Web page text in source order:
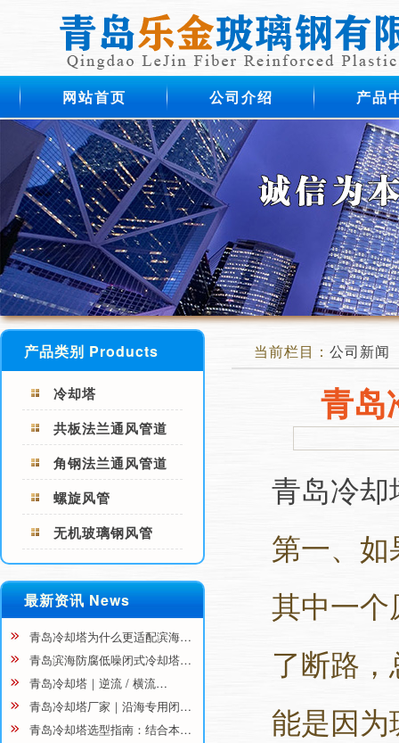
网站首页 公司介绍 产品
产品类别 Products
冷却塔
共板法兰通风管道
角钢法兰通风管道
螺旋风管
无机玻璃钢风管
最新资讯 News
青岛冷却塔为什么更适配滨海…
青岛滨海防腐低噪闭式冷却塔…
青岛冷却塔｜逆流 / 横流…
青岛冷却塔厂家｜沿海专用闭…
青岛冷却塔选型指南：结合本…
当前栏目： 公司新闻
青岛
青岛冷却
第一、
其中一
了断路
能是因